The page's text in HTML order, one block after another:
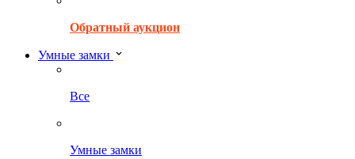
Обратный аукцион
Умные замки
Все
Умные замки